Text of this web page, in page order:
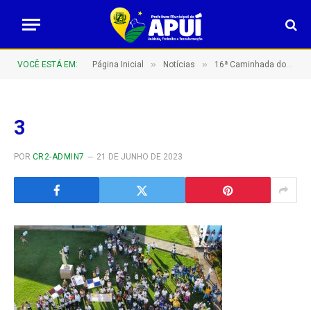
VOCÊ ESTÁ EM: Página Inicial » Notícias » 16ª Caminhada do dia 18 de maio
3
POR CR2-ADMIN7 21 DE JUNHO DE 2023